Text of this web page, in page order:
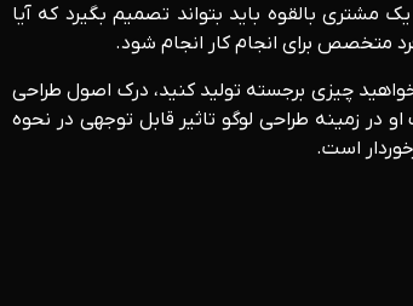
مشتری بالقوه باید بتواند تصمیم بگیرد که آیا
متخصص برای انجام کار انجام شود.
چیزی برجسته تولید کنید، درک اصول طراحی
طراحی لوگو تاثیر قابل توجهی در نحوه
است.